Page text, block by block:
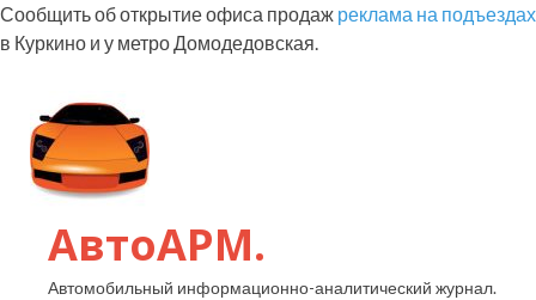
Сообщить об открытие офиса продаж реклама на подъездах
в Куркино и у метро Домодедовская.
АвтоАРМ.
Автомобильный информационно-аналитический журнал.